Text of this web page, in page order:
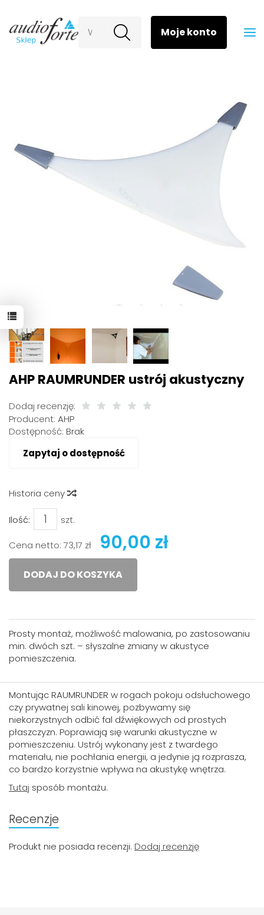
Wyszukaj
AHP RAUMRUNDER ustrój akustyczny
Dodaj recenzję:
Producent: AHP
Dostępność: Brak
Zapytaj o dostępność
Historia ceny
Ilość: szt.
Cena netto: 73,17 zł 90,00 zł
DODAJ DO KOSZYKA
Prosty montaż, możliwość malowania, po zastosowaniu
min. dwóch szt. – słyszalne zmiany w akustyce
pomieszczenia.
Montując RAUMRUNDER w rogach pokoju odsłuchowego
czy prywatnej sali kinowej, pozbywamy się
niekorzystnych odbić fal dźwiękowych od prostych
płaszczyzn. Poprawiają się warunki akustyczne w
pomieszczeniu. Ustrój wykonany jest z twardego
materiału, nie pochłania energii, a jedynie ją rozprasza,
co bardzo korzystnie wpływa na akustykę wnętrza.
Tutaj sposób montażu.
Recenzje
Produkt nie posiada recenzji. Dodaj recenzję